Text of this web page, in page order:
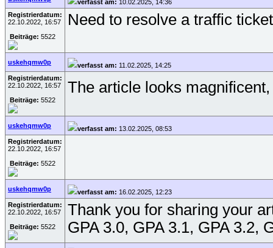
verfasst am: 10.02.2025, 14:36
Registrierdatum:
22.10.2022, 16:57
Beiträge: 5522
Need to resolve a traffic
uskehqmw0p verfasst am: 11.02.2025, 14:25
Registrierdatum:
22.10.2022, 16:57
Beiträge: 5522
The article looks
uskehqmw0p verfasst am: 13.02.2025, 08:53
Registrierdatum:
22.10.2022, 16:57
Beiträge: 5522
uskehqmw0p verfasst am: 16.02.2025, 12:23
Registrierdatum:
22.10.2022, 16:57
Beiträge: 5522
Thank you for sharing your
GPA 3.0, GPA 3.1, GPA 3.2,